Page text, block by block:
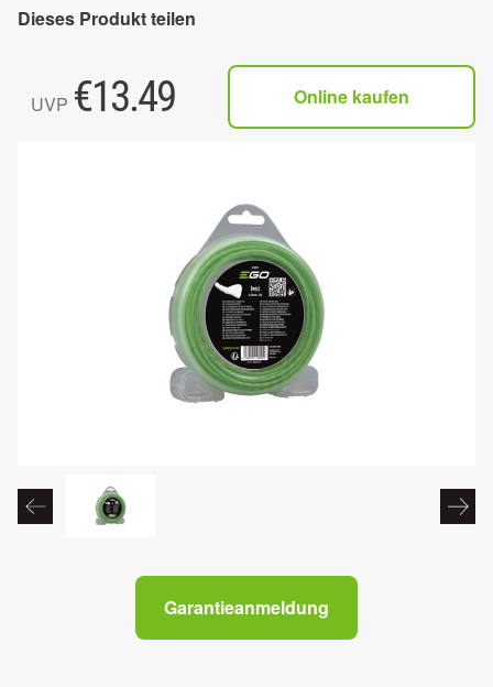
Garantieanmeldung
Dieses Produkt teilen
UVP €13.49 Online kaufen